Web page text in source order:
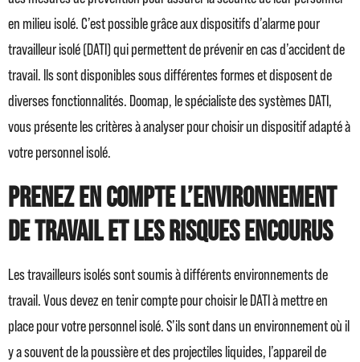
en milieu isolé. C’est possible grâce aux dispositifs d’alarme pour
travailleur isolé (DATI) qui permettent de prévenir en cas d’accident de
travail. Ils sont disponibles sous différentes formes et disposent de
diverses fonctionnalités. Doomap, le spécialiste des systèmes DATI,
vous présente les critères à analyser pour choisir un dispositif adapté à
votre personnel isolé.
Prenez en compte l’environnement
de travail et les risques encourus
Les travailleurs isolés sont soumis à différents environnements de
travail. Vous devez en tenir compte pour choisir le DATI à mettre en
place pour votre personnel isolé. S’ils sont dans un environnement où il
y a souvent de la poussière et des projectiles liquides, l’appareil de